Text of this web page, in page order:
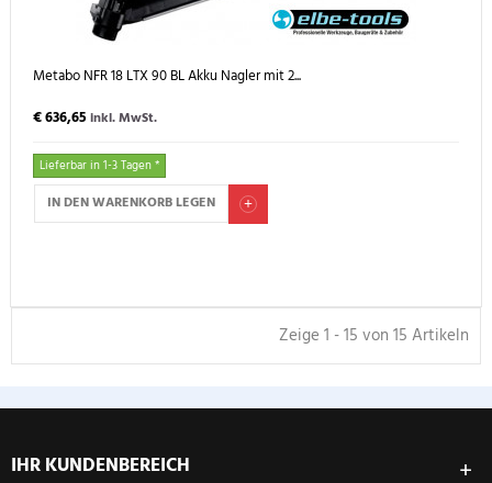
Metabo NFR 18 LTX 90 BL Akku Nagler mit 2...
€ 636,65 inkl. MwSt.
Lieferbar in 1-3 Tagen *
IN DEN WARENKORB LEGEN
Zeige 1 - 15 von 15 Artikeln
IHR KUNDENBEREICH